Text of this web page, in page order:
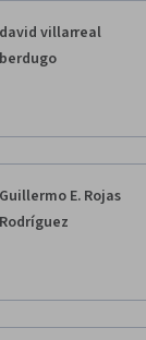
david villarreal
berdugo
Guillermo E. Rojas
Rodríguez